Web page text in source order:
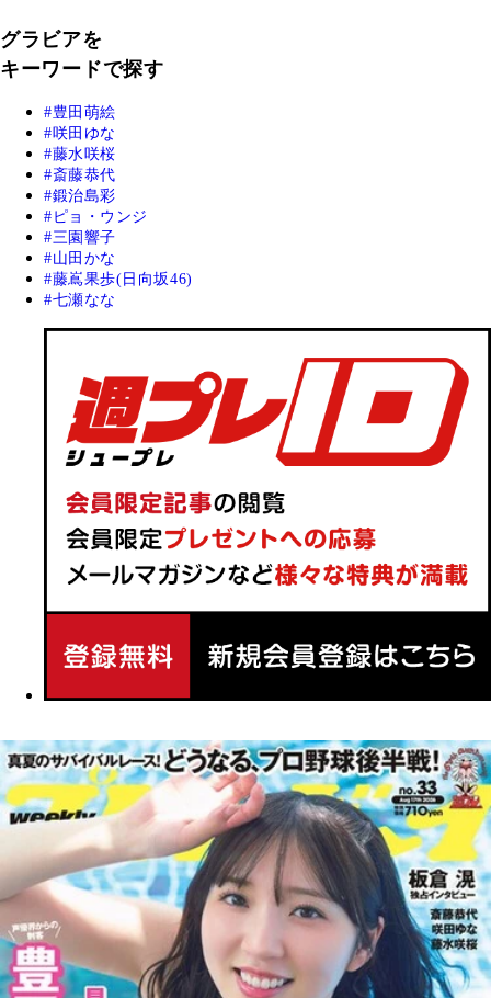
グラビアを
キーワードで探す
豊田萌絵
咲田ゆな
藤水咲桜
斎藤恭代
鍛治島彩
ピョ・ウンジ
三園響子
山田かな
藤嶌果歩(日向坂46)
七瀬なな